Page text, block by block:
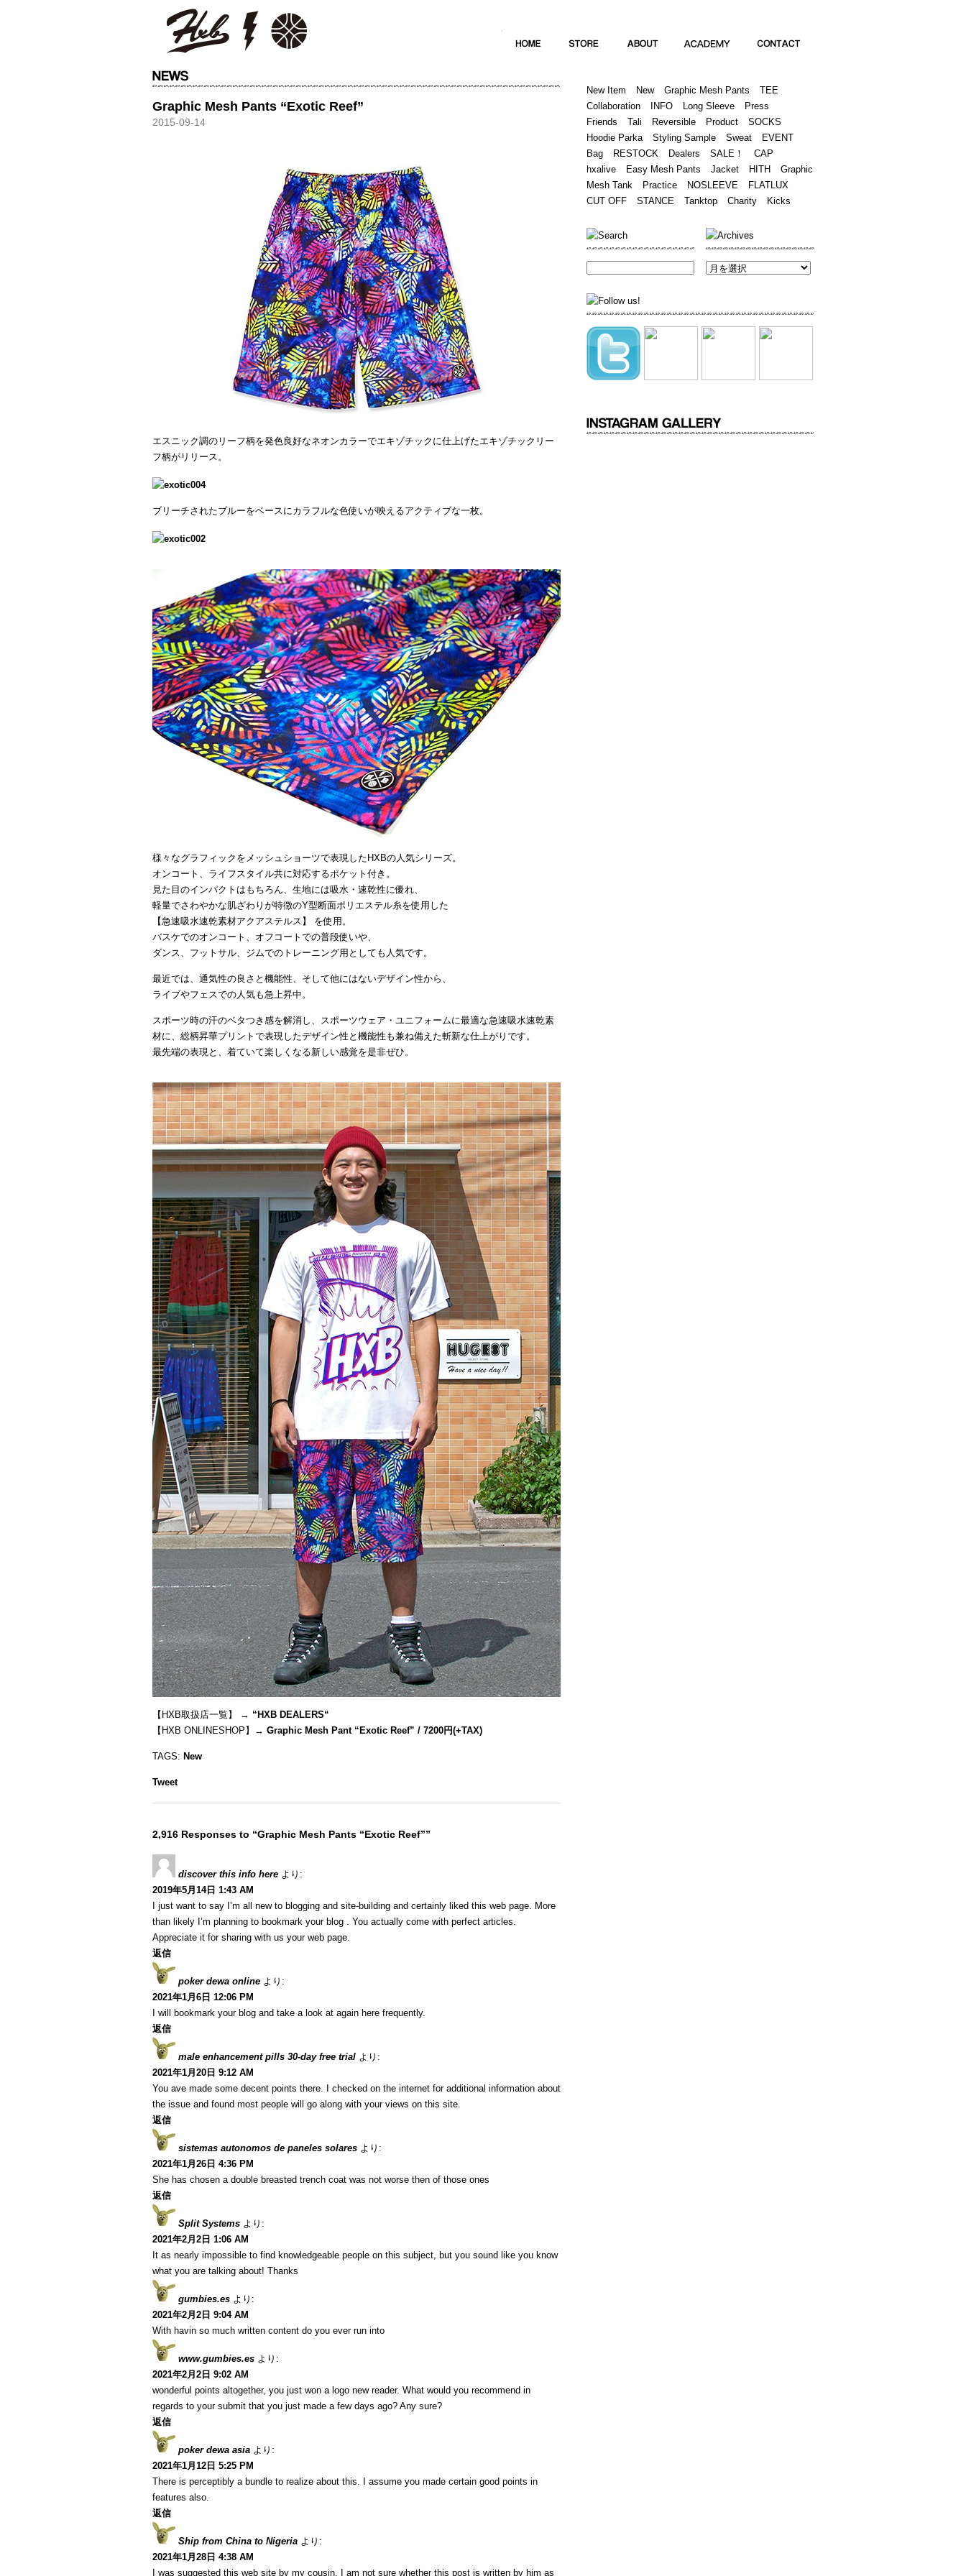
Graphic Mesh Pants “Exotic Reef”
2015-09-14
エスニック調のリーフ柄を発色良好なネオンカラーでエキゾチックに仕上げたエキゾチックリー
フ柄がリリース。
ブリーチされたブルーをベースにカラフルな色使いが映えるアクティブな一枚。
様々なグラフィックをメッシュショーツで表現したHXBの人気シリーズ。
オンコート、ライフスタイル共に対応するポケット付き。
見た目のインパクトはもちろん、生地には吸水・速乾性に優れ、
軽量でさわやかな肌ざわりが特徴のY型断面ポリエステル糸を使用した
【急速吸水速乾素材アクアステルス】 を使用。
バスケでのオンコート、オフコートでの普段使いや、
ダンス、フットサル、ジムでのトレーニング用としても人気です。
最近では、通気性の良さと機能性、そして他にはないデザイン性から、
ライブやフェスでの人気も急上昇中。
スポーツ時の汗のベタつき感を解消し、スポーツウェア・ユニフォームに最適な急速吸水速乾素
材に、総柄昇華プリントで表現したデザイン性と機能性も兼ね備えた斬新な仕上がりです。
最先端の表現と、着ていて楽しくなる新しい感覚を是非ぜひ。
【HXB取扱店一覧】 → “ HXB DEALERS“
【HXB ONLINESHOP】→ Graphic Mesh Pant “Exotic Reef” / 7200円(+TAX)
TAGS: New
Tweet
2,916 Responses to “Graphic Mesh Pants “Exotic Reef””
discover this info here より:
2019年5月14日 1:43 AM
I just want to say I’m all new to blogging and site-building and certainly liked this web page. More
than likely I’m planning to bookmark your blog . You actually come with perfect articles.
Appreciate it for sharing with us your web page.
返信
poker dewa online より:
2021年1月6日 12:06 PM
I will bookmark your blog and take a look at again here frequently.
返信
male enhancement pills 30-day free trial より:
2021年1月20日 9:12 AM
You ave made some decent points there. I checked on the internet for additional information about
the issue and found most people will go along with your views on this site.
返信
sistemas autonomos de paneles solares より:
2021年1月26日 4:36 PM
She has chosen a double breasted trench coat was not worse then of those ones
返信
Split Systems より:
2021年2月2日 1:06 AM
It as nearly impossible to find knowledgeable people on this subject, but you sound like you know
what you are talking about! Thanks
gumbies.es より:
2021年2月2日 9:04 AM
With havin so much written content do you ever run into
www.gumbies.es より:
2021年2月2日 9:02 AM
wonderful points altogether, you just won a logo new reader. What would you recommend in
regards to your submit that you just made a few days ago? Any sure?
返信
poker dewa asia より:
2021年1月12日 5:25 PM
There is perceptibly a bundle to realize about this. I assume you made certain good points in
features also.
返信
Ship from China to Nigeria より:
2021年1月28日 4:38 AM
I was suggested this web site by my cousin. I am not sure whether this post is written by him as
New Item New Graphic Mesh Pants
TEE
Collaboration
INFO Long Sleeve
Press
Friends
Tali Reversible Product
SOCKS
Hoodie Parka
Styling Sample Sweat
EVENT
Bag
RESTOCK Dealers SALE！
CAP
hxalive
Easy Mesh Pants Jacket HITH
Graphic
Mesh Tank
Practice NOSLEEVE
FLATLUX
CUT OFF
STANCE Tanktop Charity Kicks